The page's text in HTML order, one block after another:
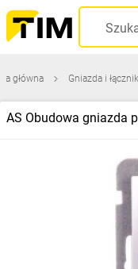
główna Gniazda i
AS Obudowa gniazda